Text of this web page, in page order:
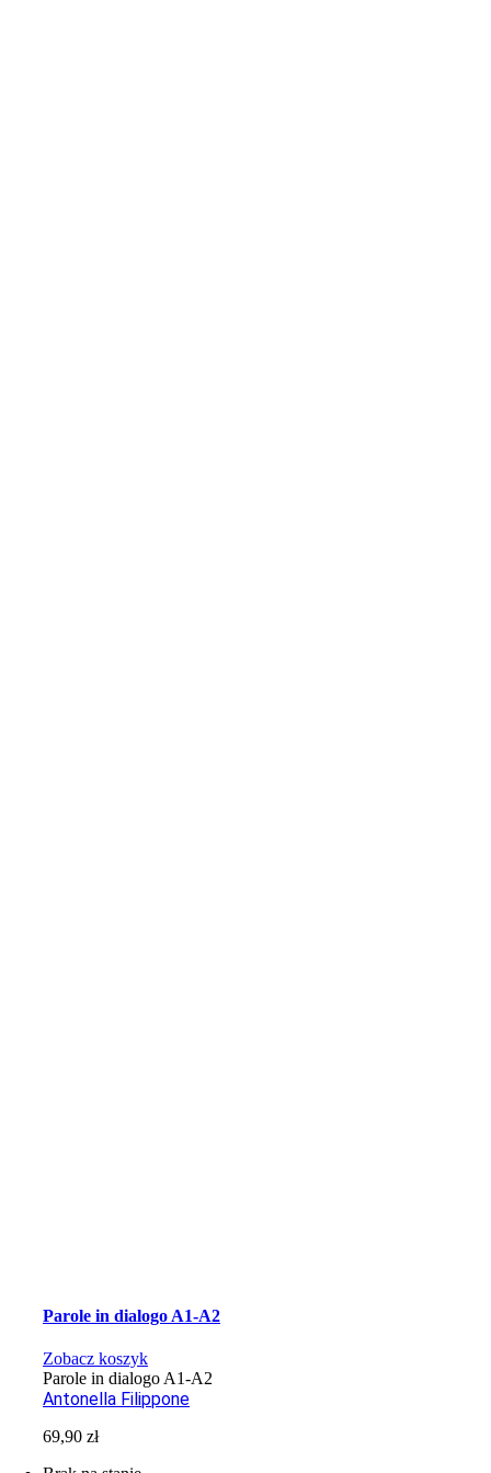
Parole in dialogo A1-A2
Zobacz koszyk
Parole in dialogo A1-A2
Antonella Filippone
69,90zł